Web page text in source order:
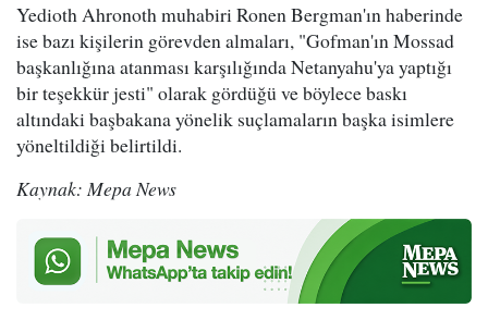
Yedioth Ahronoth muhabiri Ronen Bergman'ın haberinde
ise bazı kişilerin görevden almaları, "Gofman'ın Mossad
başkanlığına atanması karşılığında Netanyahu'ya yaptığı
bir teşekkür jesti" olarak gördüğü ve böylece baskı
altındaki başbakana yönelik suçlamaların başka isimlere
yöneltildiği belirtildi.
Kaynak: Mepa News